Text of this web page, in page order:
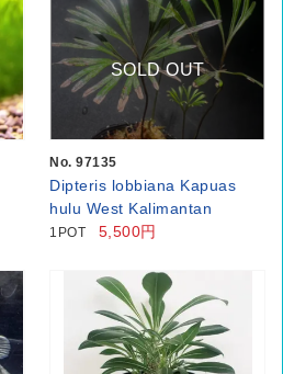
SOLD OUT
No. 97135
Dipteris lobbiana Kapuas
hulu West Kalimantan
1POT 5,500円